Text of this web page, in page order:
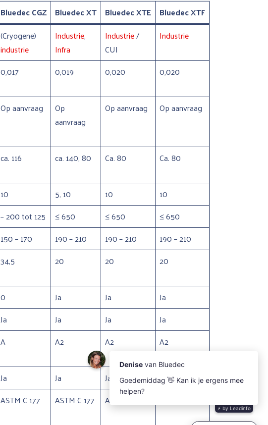
Bluedec CGZ Bluedec XT Bluedec XTE
Bluedec XTF
(Cryogene)
industrie
Industrie,
Infra
Industrie/
CUI
Industrie
0,017 0,019 0,020 0,020
Op aanvraag
Op
aanvraag
Op aanvraag Op aanvraag
ca. 116 ca. 140, 80 Ca. 80 Ca. 80
10 5, 10 10
10
– 200 tot 125 ≤ 650 ≤ 650
≤ 650
150 – 170 190 – 210 190 – 210
190 – 210
34,5 20 20 20
0 Ja Ja
Ja
Ja Ja Ja
Ja
A A2 A2 A2
Ja Ja Ja
Ja
ASTM C 177 ASTM C 177 ASTM C 177